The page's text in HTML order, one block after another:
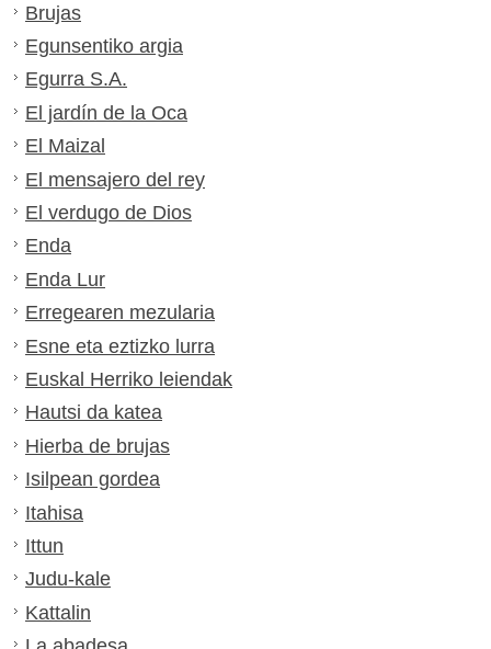
Brujas
Egunsentiko argia
Egurra S.A.
El jardín de la Oca
El Maizal
El mensajero del rey
El verdugo de Dios
Enda
Enda Lur
Erregearen mezularia
Esne eta eztizko lurra
Euskal Herriko leiendak
Hautsi da katea
Hierba de brujas
Isilpean gordea
Itahisa
Ittun
Judu-kale
Kattalin